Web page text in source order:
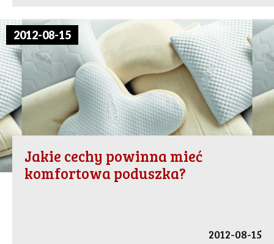
2012-08-15
Jakie cechy powinna mieć
komfortowa poduszka?
2012-08-15